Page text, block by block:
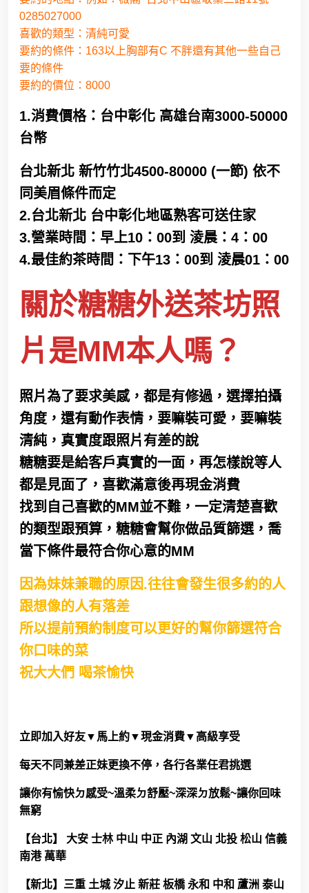
0285027000
喜歡的類型：清純可愛
要約的條件：163以上胸部有C 不胖還有其他一些自己
要的條件
要約的價位：8000
1.消費價格：台中彰化 高雄台南3000-50000
台幣
台北新北 新竹竹北4500-80000 (一節) 依不
同美眉條件而定
2.台北新北 台中彰化地區熟客可送住家
3.營業時間：早上10：00到 淩晨：4：00
4.最佳約茶時間：下午13：00到 淩晨01：00
關於糖糖外送茶坊照
片是MM本人嗎？
照片為了要求美感，都是有修過，選擇拍攝
角度，還有動作表情，要嘛裝可愛，要嘛裝
清純，真實度跟照片有差的說
糖糖要是給客戶真實的一面，再怎樣說等人
都是見面了，喜歡滿意後再現金消費
找到自己喜歡的MM並不難，一定清楚喜歡
的類型跟預算，糖糖會幫你做品質篩選，喬
當下條件最符合你心意的MM
因為妹妹兼職的原因.往往會發生很多約的人
跟想像的人有落差
所以提前預約制度可以更好的幫你篩選符合
你口味的菜
祝大大們 喝茶愉快
立即加入好友▼馬上約▼現金消費▼ 高級享受
每天不同兼差正妹更換不停，各行各業任君挑選
讓你有愉快ㄉ感受~溫柔ㄉ舒壓~深深ㄉ放鬆~讓你回味
無窮
【台北】 大安 士林 中山 中正 內湖 文山 北投 松山 信義
南港 萬華
【新北】三重 土城 汐止 新莊 板橋 永和 中和 蘆洲 泰山